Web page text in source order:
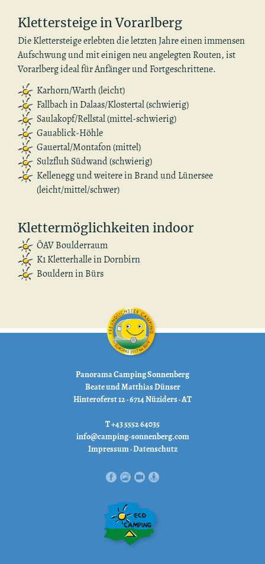
Klet­ter­stei­ge in Vor­arl­berg
Die Klet­ter­stei­ge er­leb­ten die letz­ten Jahre einen im­mensen
Auf­schwung und mit ei­ni­gen neu an­ge­leg­ten Rou­ten, ist
Vor­arl­berg ideal für An­fän­ger und Fort­ge­schrit­te­ne.
Kar­horn/Warth (leicht)
Fall­bach in Dalaas/Klos­ter­tal (schwie­rig)
Sau­la­kopf/Rell­s­tal (mit­tel-schwie­rig)
Gau­a­blick-Höhle
Gau­er­tal/Mon­ta­fon (mit­tel)
Sulz­fluh Süd­wand (schwie­rig)
Kel­len­egg und wei­te­re in Brand und Lü­ner­see
(leicht/mit­tel/schwer)
Klet­ter­mög­lich­kei­ten in­door
ÖAV Boul­der­raum
K1 Klet­ter­hal­le in Dorn­birn
Boul­dern in Bürs
Panorama Camping Sonnenberg
Beate und Matthias Dünser
Hinteroferst 12 · 6714 Nüziders · AT
T +43 5552 64035
info@camping-sonnenberg.com
Impressum·Datenschutz